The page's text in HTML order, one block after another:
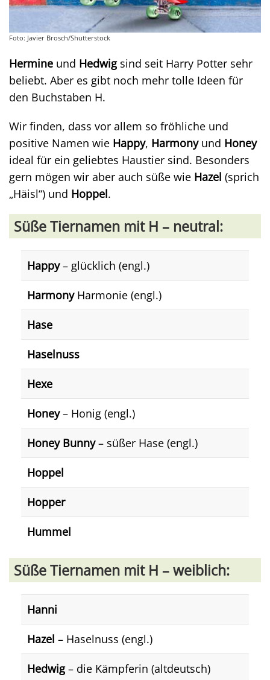
Foto: Javier Brosch/Shutterstock
Hermine und Hedwigsind seit Harry Potter sehr
beliebt. Aber es gibt noch mehr tolle Ideen für
den Buchstaben H.
Wir finden, dass vor allem so fröhliche und
positive Namen wie Happy, Harmonyund Honey
ideal für ein geliebtes Haustier sind. Besonders
gern mögen wir aber auch süße wie Hazel (sprich
„Häisl“) und Hoppel.
Süße Tiernamen mit H – neutral:
Happy– glücklich (engl.)
HarmonyHarmonie (engl.)
Hase
Haselnuss
Hexe
Honey– Honig (engl.)
Honey Bunny– süßer Hase (engl.)
Hoppel
Hopper
Hummel
Süße Tiernamen mit H – weiblich:
Hanni
Hazel – Haselnuss (engl.)
Hedwig– die Kämpferin (altdeutsch)